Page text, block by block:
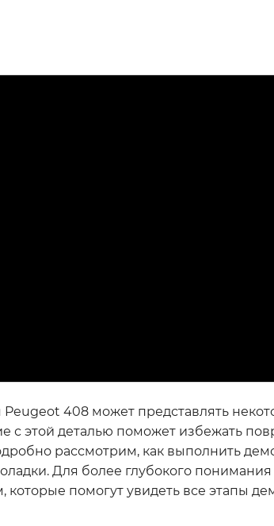
408 может представлять
с этой деталью поможет избежать
рассмотрим, как выполнить
Для более глубокого
помогут увидеть все этапы